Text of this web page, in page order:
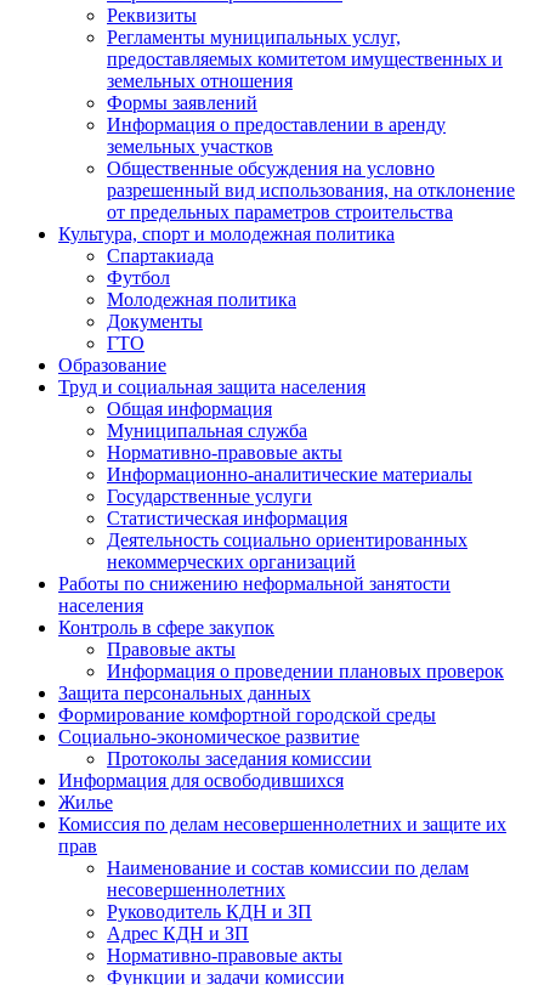
Реквизиты
Регламенты муниципальных услуг,
предоставляемых комитетом имущественных и
земельных отношения
Формы заявлений
Информация о предоставлении в аренду
земельных участков
Общественные обсуждения на условно
разрешенный вид использования, на отклонение
от предельных параметров строительства
Культура, спорт и молодежная политика
Спартакиада
Футбол
Молодежная политика
Документы
ГТО
Образование
Труд и социальная защита населения
Общая информация
Муниципальная служба
Нормативно-правовые акты
Информационно-аналитические материалы
Государственные услуги
Статистическая информация
Деятельность социально ориентированных
некоммерческих организаций
Работы по снижению неформальной занятости
населения
Контроль в сфере закупок
Правовые акты
Информация о проведении плановых проверок
Защита персональных данных
Формирование комфортной городской среды
Социально-экономическое развитие
Протоколы заседания комиссии
Информация для освободившихся
Жилье
Комиссия по делам несовершеннолетних и защите их
прав
Наименование и состав комиссии по делам
несовершеннолетних
Руководитель КДН и ЗП
Адрес КДН и ЗП
Нормативно-правовые акты
Функции и задачи комиссии